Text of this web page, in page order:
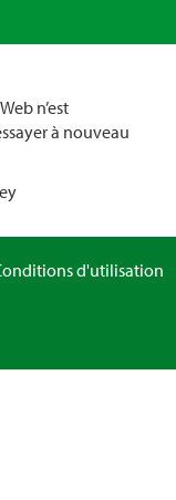
n’est
à nouveau
d'utilisation